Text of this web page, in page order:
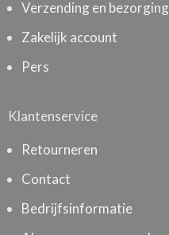
Verzending en bezorging
Zakelijk account
Pers
Klantenservice
Retourneren
Contact
Bedrijfsinformatie